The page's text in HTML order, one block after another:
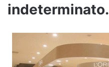
indeterminato.